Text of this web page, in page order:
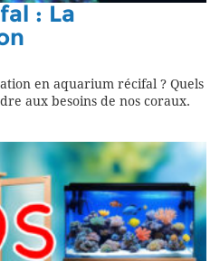
: La
en aquarium récifal ? Quels
aux besoins de nos coraux.